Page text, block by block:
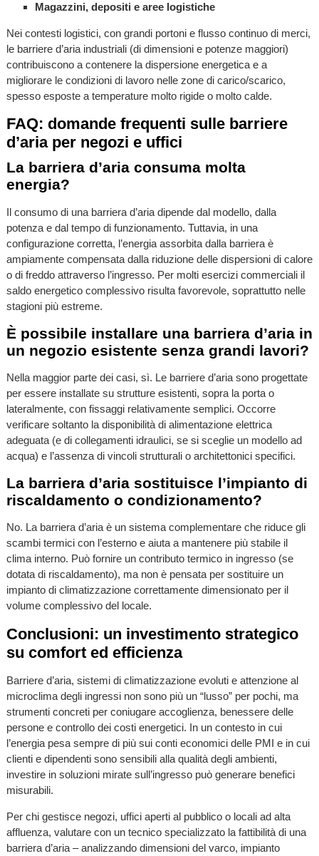
Magazzini, depositi e aree logistiche
Nei contesti logistici, con grandi portoni e flusso continuo di merci,
le barriere d’aria industriali (di dimensioni e potenze maggiori)
contribuiscono a contenere la dispersione energetica e a
migliorare le condizioni di lavoro nelle zone di carico/scarico,
spesso esposte a temperature molto rigide o molto calde.
FAQ: domande frequenti sulle barriere
d’aria per negozi e uffici
La barriera d’aria consuma molta
energia?
Il consumo di una barriera d’aria dipende dal modello, dalla
potenza e dal tempo di funzionamento. Tuttavia, in una
configurazione corretta, l’energia assorbita dalla barriera è
ampiamente compensata dalla riduzione delle dispersioni di calore
o di freddo attraverso l’ingresso. Per molti esercizi commerciali il
saldo energetico complessivo risulta favorevole, soprattutto nelle
stagioni più estreme.
È possibile installare una barriera d’aria in
un negozio esistente senza grandi lavori?
Nella maggior parte dei casi, sì. Le barriere d’aria sono progettate
per essere installate su strutture esistenti, sopra la porta o
lateralmente, con fissaggi relativamente semplici. Occorre
verificare soltanto la disponibilità di alimentazione elettrica
adeguata (e di collegamenti idraulici, se si sceglie un modello ad
acqua) e l’assenza di vincoli strutturali o architettonici specifici.
La barriera d’aria sostituisce l’impianto di
riscaldamento o condizionamento?
No. La barriera d’aria è un sistema complementare che riduce gli
scambi termici con l’esterno e aiuta a mantenere più stabile il
clima interno. Può fornire un contributo termico in ingresso (se
dotata di riscaldamento), ma non è pensata per sostituire un
impianto di climatizzazione correttamente dimensionato per il
volume complessivo del locale.
Conclusioni: un investimento strategico
su comfort ed efficienza
Barriere d’aria, sistemi di climatizzazione evoluti e attenzione al
microclima degli ingressi non sono più un “lusso” per pochi, ma
strumenti concreti per coniugare accoglienza, benessere delle
persone e controllo dei costi energetici. In un contesto in cui
l’energia pesa sempre di più sui conti economici delle PMI e in cui
clienti e dipendenti sono sensibili alla qualità degli ambienti,
investire in soluzioni mirate sull’ingresso può generare benefici
misurabili.
Per chi gestisce negozi, uffici aperti al pubblico o locali ad alta
affluenza, valutare con un tecnico specializzato la fattibilità di una
barriera d’aria – analizzando dimensioni del varco, impianto